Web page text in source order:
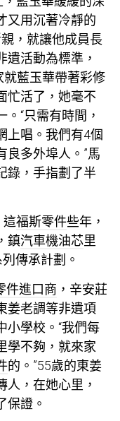
又用沉著冷靜的
，就讓他成員長
活動為標準，
就藍玉華帶著彩修
忙活了，她毫不
“只需有時間，
上唱。我們有4個
良多外埠人。”馬
錄，手指劃了半
這福斯零件些年，
鎮汽車機油芯里
傳承計劃。
件進口商 ，辛安莊
姜老調等非遺項
小學校。“我們每
學不夠，就來家
的。”55歲的東姜
，在她心里，
保證。